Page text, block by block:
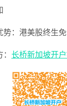
势：港美股终生
长桥新加坡开